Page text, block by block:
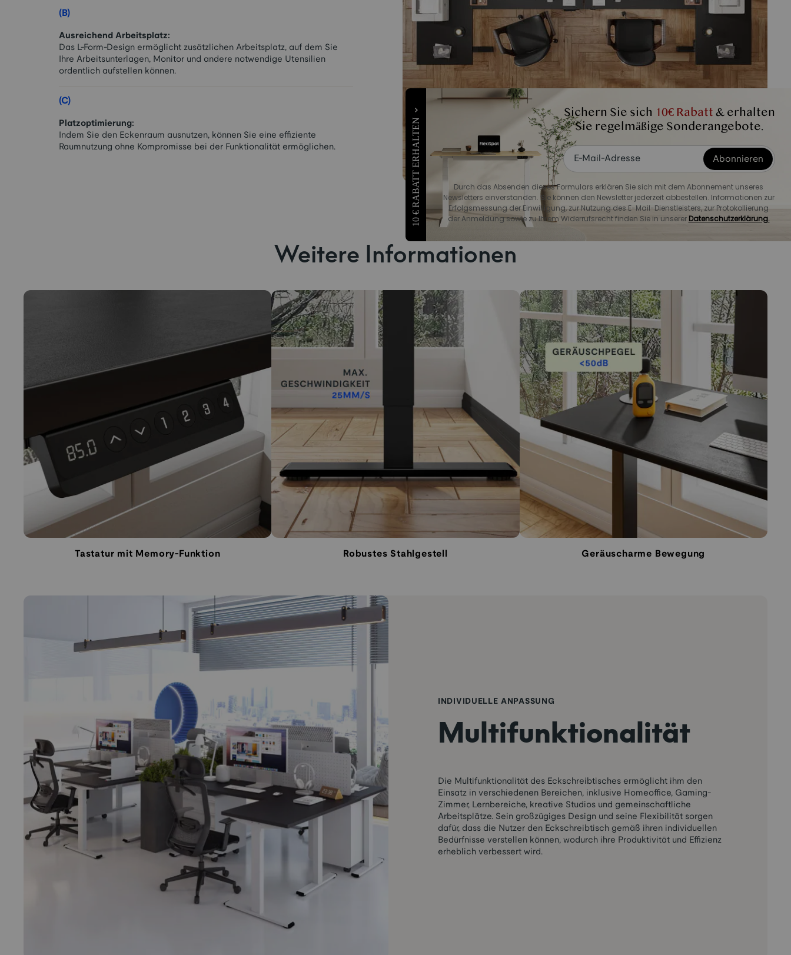
(B)
Ausreichend Arbeitsplatz:
Das L-Form-Design ermöglicht zusätzlichen Arbeitsplatz, auf dem Sie
Ihre Arbeitsunterlagen, Monitor und andere notwendige Utensilien
ordentlich aufstellen können.
(C)
Platzoptimierung:
Indem Sie den Eckenraum ausnutzen, können Sie eine effiziente
Raumnutzung ohne Kompromisse bei der Funktionalität ermöglichen.
Weitere Informationen
Tastatur mit Memory-Funktion Robustes Stahlgestell Geräuscharme Bewegung
INDIVIDUELLE ANPASSUNG
Multifunktionalität
Die Multifunktionalität des Eckschreibtisches ermöglicht ihm den
Einsatz in verschiedenen Bereichen, inklusive Homeoffice, Gaming-
Zimmer, Lernbereiche, kreative Studios und gemeinschaftliche
Arbeitsplätze. Sein großzügiges Design und seine Flexibilität sorgen
dafür, dass die Nutzer den Eckschreibtisch gemäß ihren individuellen
Bedürfnisse verstellen können, wodurch ihre Produktivität und Effizienz
erheblich verbessert wird.
10 € RABATT ERHALTEN
Sichern Sie sich 10€ Rabatt & erhalten
Sie regelmäßige Sonderangebote.
Abonnieren
Durch das Absenden dieses Formulars erklären Sie sich mit dem Abonnement unseres
Newsletters einverstanden. Sie können den Newsletter jederzeit abbestellen. Informationen zur
Erfolgsmessung der Einwilligung, zur Nutzung des E-Mail-Dienstleisters, zur Protokollierung
der Anmeldung sowie zu Ihrem Widerrufsrecht finden Sie in unserer Datenschutzerklärung.